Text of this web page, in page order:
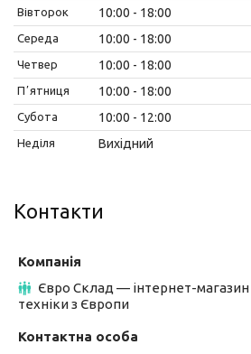
Вівторок 10:00 18:00
Середа 10:00 18:00
Четвер 10:00 18:00
Пʼятниця 10:00 18:00
Субота 10:00 12:00
Неділя Вихідний
Контакти
Євро Склад — інтернет-магазин
техніки з Європи